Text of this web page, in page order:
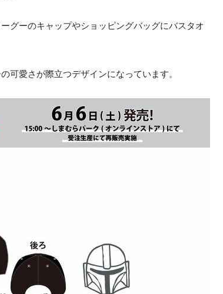
グーのキャップやショッピングバッグにバスタオ
可愛さが際立つデザインになっています。